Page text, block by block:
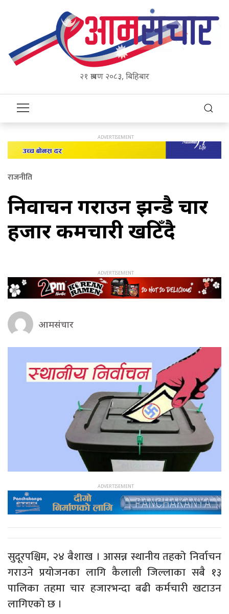
२१ श्रावण २०८३, बिहिबार
राजनीति
निर्वाचन गराउन झन्डै चार
हजार कर्मचारी खटिँदै
आमसंचार
सुदूरपश्चिम, २४ बैशाख । आसन्न स्थानीय तहको निर्वाचन
गराउने प्रयोजनका लागि कैलाली जिल्लाका सबै १३
पालिका तहमा चार हजारभन्दा बढी कर्मचारी खटाउन
लागिएको छ ।